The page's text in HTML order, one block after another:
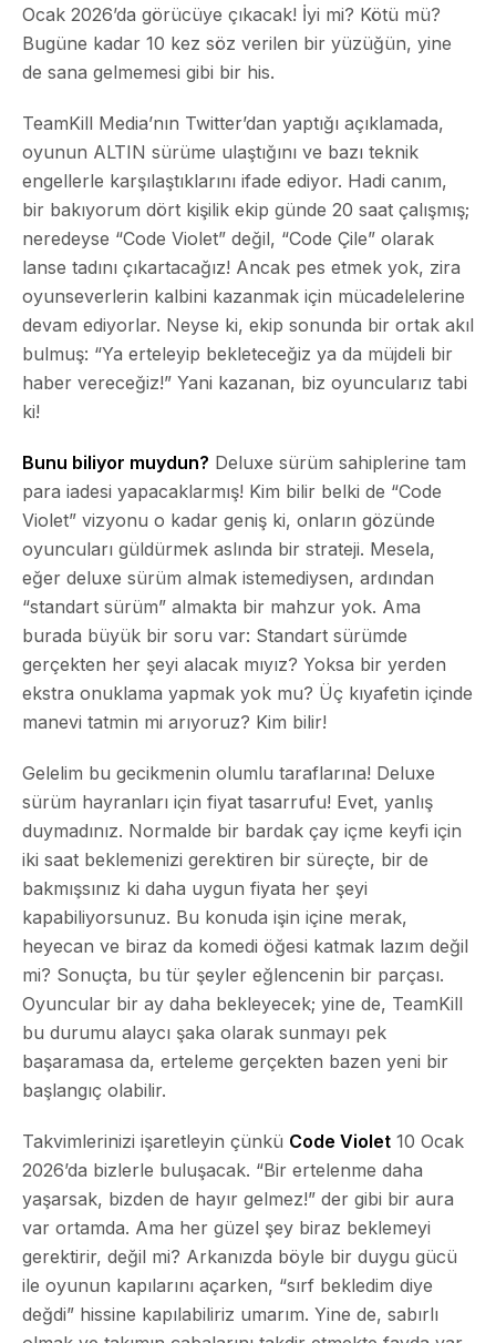
Ocak 2026’da görücüye çıkacak! İyi mi? Kötü mü?
Bugüne kadar 10 kez söz verilen bir yüzüğün, yine
de sana gelmemesi gibi bir his.
TeamKill Media’nın Twitter’dan yaptığı açıklamada,
oyunun ALTIN sürüme ulaştığını ve bazı teknik
engellerle karşılaştıklarını ifade ediyor. Hadi canım,
bir bakıyorum dört kişilik ekip günde 20 saat çalışmış;
neredeyse “Code Violet” değil, “Code Çile” olarak
lanse tadını çıkartacağız! Ancak pes etmek yok, zira
oyunseverlerin kalbini kazanmak için mücadelelerine
devam ediyorlar. Neyse ki, ekip sonunda bir ortak akıl
bulmuş: “Ya erteleyip bekleteceğiz ya da müjdeli bir
haber vereceğiz!” Yani kazanan, biz oyuncularız tabi
ki!
Bunu biliyor muydun? Deluxe sürüm sahiplerine tam
para iadesi yapacaklarmış! Kim bilir belki de “Code
Violet” vizyonu o kadar geniş ki, onların gözünde
oyuncuları güldürmek aslında bir strateji. Mesela,
eğer deluxe sürüm almak istemediysen, ardından
“standart sürüm” almakta bir mahzur yok. Ama
burada büyük bir soru var: Standart sürümde
gerçekten her şeyi alacak mıyız? Yoksa bir yerden
ekstra onuklama yapmak yok mu? Üç kıyafetin içinde
manevi tatmin mi arıyoruz? Kim bilir!
Gelelim bu gecikmenin olumlu taraflarına! Deluxe
sürüm hayranları için fiyat tasarrufu! Evet, yanlış
duymadınız. Normalde bir bardak çay içme keyfi için
iki saat beklemenizi gerektiren bir süreçte, bir de
bakmışsınız ki daha uygun fiyata her şeyi
kapabiliyorsunuz. Bu konuda işin içine merak,
heyecan ve biraz da komedi öğesi katmak lazım değil
mi? Sonuçta, bu tür şeyler eğlencenin bir parçası.
Oyuncular bir ay daha bekleyecek; yine de, TeamKill
bu durumu alaycı şaka olarak sunmayı pek
başaramasa da, erteleme gerçekten bazen yeni bir
başlangıç olabilir.
Takvimlerinizi işaretleyin çünkü Code Violet 10 Ocak
2026’da bizlerle buluşacak. “Bir ertelenme daha
yaşarsak, bizden de hayır gelmez!” der gibi bir aura
var ortamda. Ama her güzel şey biraz beklemeyi
gerektirir, değil mi? Arkanızda böyle bir duygu gücü
ile oyunun kapılarını açarken, “sırf bekledim diye
değdi” hissine kapılabiliriz umarım. Yine de, sabırlı